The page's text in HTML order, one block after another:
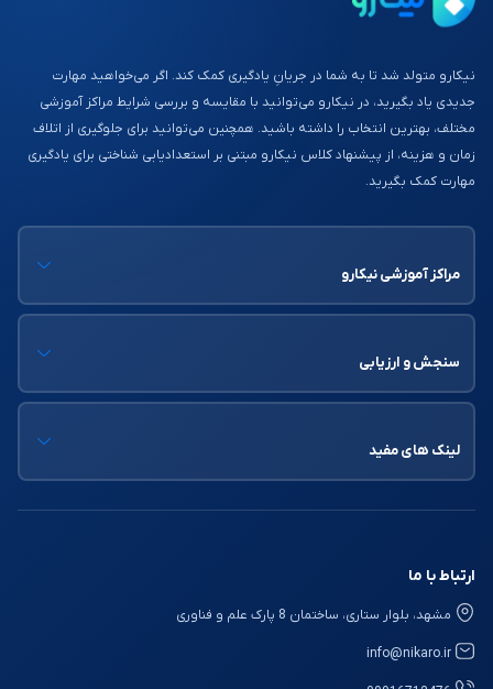
نیکارو متولد شد تا به شما در جریانِ یادگیری کمک کند. اگر می‌خواهید مهارت
جدیدی یاد بگیرید، در نیکارو می‌توانید با مقایسه و بررسی شرایط مراکز آموزشی
مختلف، بهترین انتخاب را داشته باشید. همچنین می‌توانید برای جلوگیری از اتلاف
زمان و هزینه، از پیشنهاد کلاس نیکارو مبتنی بر استعدادیابی شناختی برای یادگیری
مهارت کمک بگیرید.
مراکز آموزشی نیکارو
سنجش و ارزیابی
لینک های مفید
ارتباط با ما
مشهد، بلوار ستاری، ساختمان 8 پارک علم و فناوری
info@nikaro.ir